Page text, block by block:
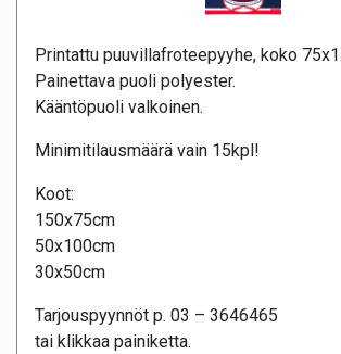
Printattu puuvillafroteepyyhe, koko
Painettava puoli polyester.
Kääntöpuoli valkoinen.
Minimitilausmäärä vain 15kpl!
Koot:
150x75cm
50x100cm
30x50cm
Tarjouspyynnöt p. 03 – 3646465
tai klikkaa painiketta.